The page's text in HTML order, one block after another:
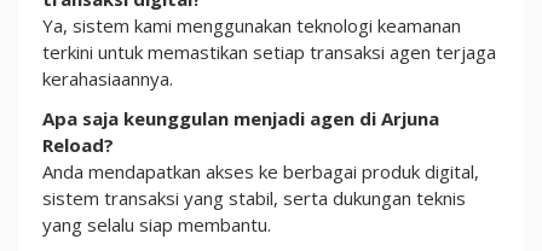
Ya, sistem kami menggunakan teknologi keamanan
terkini untuk memastikan setiap transaksi agen terjaga
kerahasiaannya.
Apa saja keunggulan menjadi agen di Arjuna
Reload?
Anda mendapatkan akses ke berbagai produk digital,
sistem transaksi yang stabil, serta dukungan teknis
yang selalu siap membantu.